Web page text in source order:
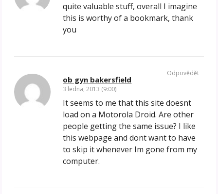
quite valuable stuff, overall I imagine
this is worthy of a bookmark, thank
you
ob gyn bakersfield
3 ledna, 2013 (9:00)
It seems to me that this site doesnt
load on a Motorola Droid. Are other
people getting the same issue? I like
this webpage and dont want to have
to skip it whenever Im gone from my
computer.
Odpovědět